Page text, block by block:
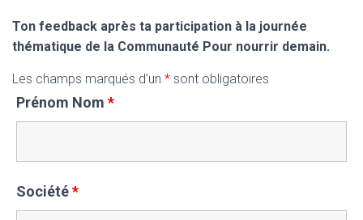
Ton feedback après ta participation à la journée
thématique de la Communauté Pour nourrir demain.
Les champs marqués d’un * sont obligatoires
Prénom Nom *
Société*